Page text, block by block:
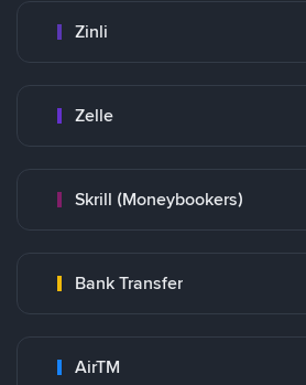
Zinli
Zelle
Skrill (Moneybookers)
Bank Transfer
AirTM